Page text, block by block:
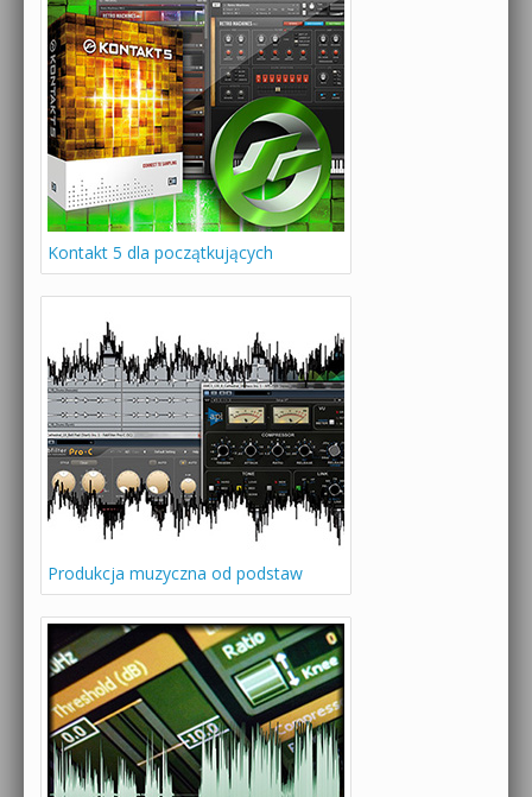
Kontakt 5 dla początkujących
Produkcja muzyczna od podstaw